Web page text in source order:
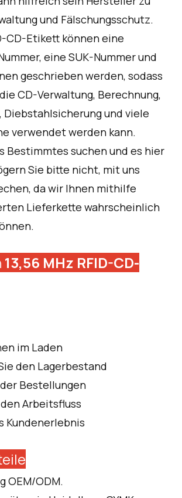
und Fälschungsschutz.
CD-Etikett können eine
eine SUK-Nummer und
geschrieben werden, sodass
CD-Verwaltung, Berechnung,
und viele
verwendet werden kann.
Bestimmtes suchen und es hier
Sie bitte nicht, mit uns
da wir Ihnen mithilfe
Lieferkette wahrscheinlich
13,56 MHz RFID-CD-
im Laden
den Lagerbestand
Bestellungen
Arbeitsfluss
Kundenerlebnis
OEM/ODM.